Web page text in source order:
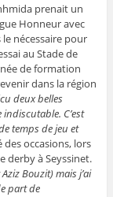
prenait un
Honneur avec
le nécessaire pour
au Stade de
de formation
dans la région
deux belles
C’est
temps de jeu et
des occasions, lors
derby à Seyssinet.
Bouzit) mais j’ai
part de